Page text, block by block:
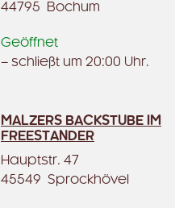
44795 Bochum
Geöffnet
– schließt um 20:00 Uhr.
MALZERS BACKSTUBE IM
FREESTANDER
Hauptstr. 47
45549 Sprockhövel